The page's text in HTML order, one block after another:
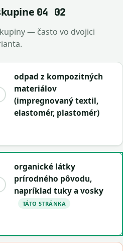
04 02
— často vo dvojici
odpad z kompozitných
materiálov
(impregnovaný textil,
elastomér, plastomér)
organické látky
prírodného pôvodu,
napríklad tuky a vosky
TÁTO STRÁNKA